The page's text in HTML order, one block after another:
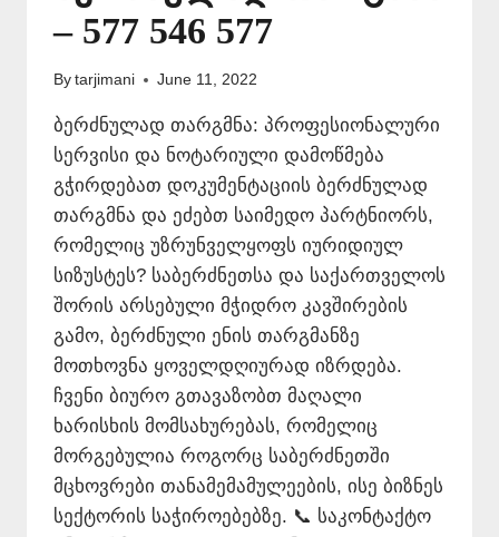
– 577 546 577
By tarjimani June 11, 2022
ბერძნულად თარგმნა: პროფესიონალური
სერვისი და ნოტარიული დამოწმება
გჭირდებათ დოკუმენტაციის ბერძნულად
თარგმნა და ეძებთ საიმედო პარტნიორს,
რომელიც უზრუნველყოფს იურიდიულ
სიზუსტეს? საბერძნეთსა და საქართველოს
შორის არსებული მჭიდრო კავშირების
გამო, ბერძნული ენის თარგმანზე
მოთხოვნა ყოველდღიურად იზრდება.
ჩვენი ბიურო გთავაზობთ მაღალი
ხარისხის მომსახურებას, რომელიც
მორგებულია როგორც საბერძნეთში
მცხოვრები თანამემამულეების, ისე ბიზნეს
სექტორის საჭიროებებზე. 📞 საკონტაქტო